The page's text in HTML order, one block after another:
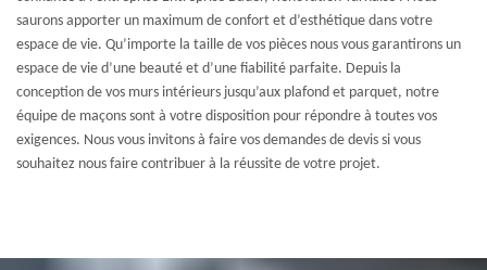
saurons apporter un maximum de confort et d’esthétique dans votre
espace de vie. Qu’importe la taille de vos pièces nous vous garantirons un
espace de vie d’une beauté et d’une fiabilité parfaite. Depuis la
conception de vos murs intérieurs jusqu’aux plafond et parquet, notre
équipe de maçons sont à votre disposition pour répondre à toutes vos
exigences. Nous vous invitons à faire vos demandes de devis si vous
souhaitez nous faire contribuer à la réussite de votre projet.